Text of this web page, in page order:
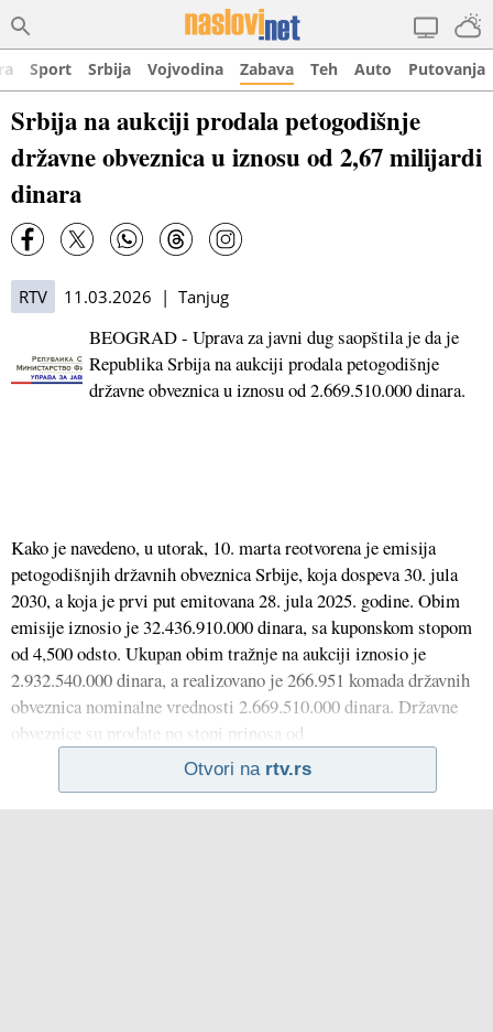
Sport Srbija Vojvodina Zabava Teh Auto Putovanja
Srbija na aukciji prodala petogodišnje
državne obveznica u iznosu od 2,67 milijardi
dinara
RTV 11.03.2026 | Tanjug
BEOGRAD - Uprava za javni dug saopštila je da je
Republika Srbija na aukciji prodala petogodišnje
državne obveznica u iznosu od 2.669.510.000 dinara.
Kako je navedeno, u utorak, 10. marta reotvorena je emisija
petogodišnjih državnih obveznica Srbije, koja dospeva 30. jula
2030, a koja je prvi put emitovana 28. jula 2025. godine. Obim
emisije iznosio je 32.436.910.000 dinara, sa kuponskom stopom
od 4,500 odsto. Ukupan obim tražnje na aukciji iznosio je
2.932.540.000 dinara, a realizovano je 266.951 komada državnih
obveznica nominalne vrednosti 2.669.510.000 dinara. Državne
obveznice su prodate po stopi prinosa od
Otvori na rtv.rs